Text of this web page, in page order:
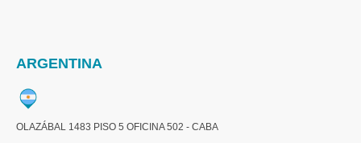
ARGENTINA
OLAZÁBAL 1483 PISO 5 OFICINA 502 - CABA